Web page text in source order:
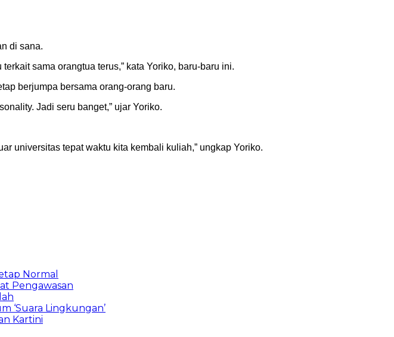
di sana.
sama orangtua terus,” kata Yoriko, baru-baru ini.
berjumpa bersama orang-orang baru.
Jadi seru banget,” ujar Yoriko.
universitas tepat waktu kita kembali kuliah,” ungkap Yoriko.
Normal
Pengawasan
‘Suara Lingkungan’
Kartini